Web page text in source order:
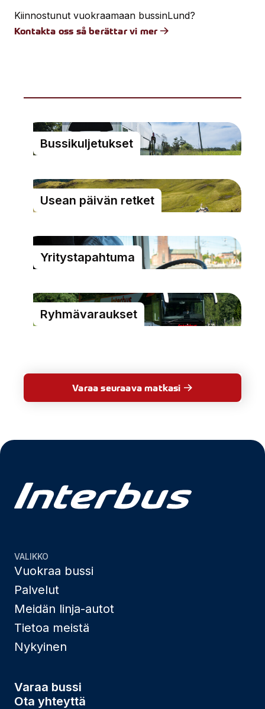
Kiinnostunut vuokraamaan bussinLund?
Kontakta oss så berättar vi mer
Bussikuljetukset
Usean päivän retket
Yritystapahtuma
Ryhmävaraukset
Varaa seuraava matkasi
VALIKKO
Vuokraa bussi
Palvelut
Meidän linja-autot
Tietoa meistä
Nykyinen
Varaa bussi
Ota yhteyttä